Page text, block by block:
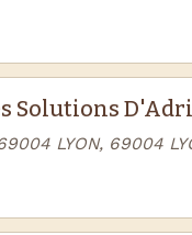
Solutions
LYON, 69004